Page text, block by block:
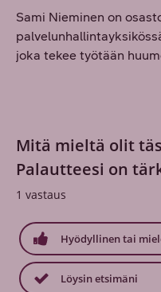
Sami Nieminen on
joka tekee työtään
Mitä mieltä olit
Palautteesi on
1 vastaus
Hyödyllinen tai
Löysin etsimäni